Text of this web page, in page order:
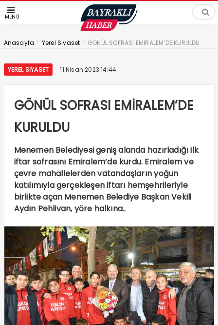
MENÜ
Anasayfa > Yerel Siyaset > GÖNÜL SOFRASI EMİRALEM’DE KURULDU
YEREL SIYASET 11 Nisan 2023 14:44
GÖNÜL SOFRASI EMİRALEM’DE
KURULDU
Menemen Belediyesi geniş alanda hazırladığı ilk
iftar sofrasını Emiralem’de kurdu. Emiralem ve
çevre mahallelerden vatandaşların yoğun
katılımıyla gerçekleşen iftarı hemşehrileriyle
birlikte açan Menemen Belediye Başkan Vekili
Aydın Pehlivan, yöre halkına..